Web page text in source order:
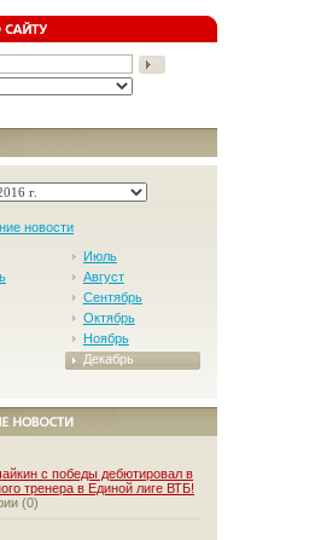
новости
Июль
Август
Сентябрь
Октябрь
Ноябрь
Декабрь
с победы дебютировал в
тренера в Единой лиге ВТБ!
(0)